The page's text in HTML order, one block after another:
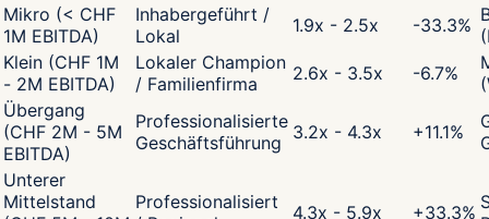
Mikro (< CHF
1M EBITDA)
Inhabergeführt /
Lokal
1.9x - 2.5x -33.3%
Klein (CHF 1M
- 2M EBITDA)
Lokaler Champion
/ Familienfirma
2.6x - 3.5x -6.7%
Übergang
(CHF 2M - 5M
EBITDA)
Professionalisierte
Geschäftsführung 3.2x - 4.3x +11.1%
Unterer
Mittelstand
Professionalisiert
4.3x - 5.9x +33.3%